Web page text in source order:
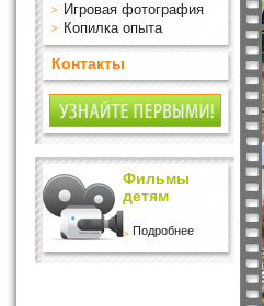
Игровая фотография
Копилка опыта
Контакты
Фильмы
детям
Подробнее